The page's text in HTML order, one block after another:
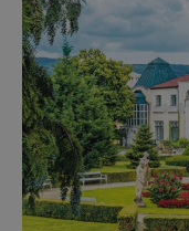
atmosférou
měst, která patří